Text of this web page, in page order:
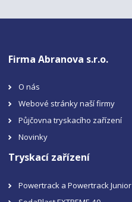
Firma Abranova s.r.o.
O nás
Webové stránky naší firmy
Půjčovna tryskacího zařízení
Novinky
Tryskací zařízení
Powertrack a Powertrack Junior